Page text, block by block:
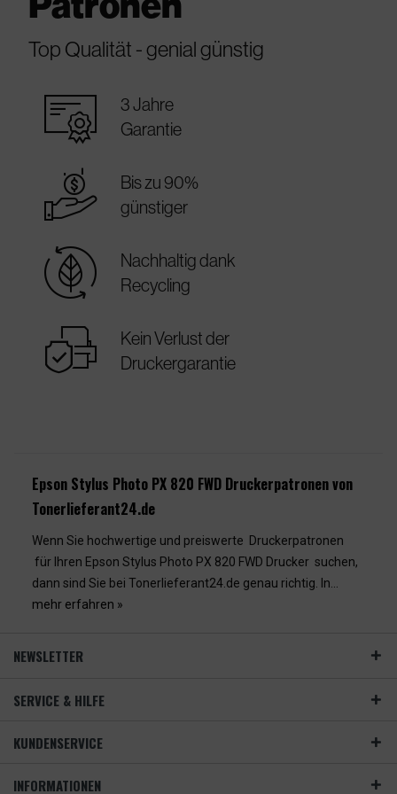
Top Qualität - genial günstig
warranty_certificate
3 Jahre
Garantie
best_price
Bis zu 90%
günstiger
sustainable
Nachhaltig dank
Recycling
warranty
Kein Verlust der
Druckergarantie
Epson Stylus Photo PX 820 FWD Druckerpatronen von
Tonerlieferant24.de
Wenn Sie hochwertige und preiswerte Druckerpatronen
für Ihren Epson Stylus Photo PX 820 FWD Drucker suchen,
dann sind Sie bei Tonerlieferant24.de genau richtig. In...
mehr erfahren »
NEWSLETTER
SERVICE & HILFE
KUNDENSERVICE
INFORMATIONEN